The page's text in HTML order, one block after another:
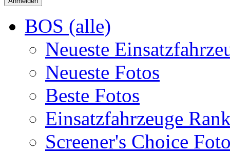
BOS (alle)
Neueste
Neueste Fotos
Beste Fotos
Einsatzfahrzeuge
Screener's Choice